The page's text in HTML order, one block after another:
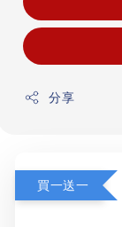
分享
買一送一